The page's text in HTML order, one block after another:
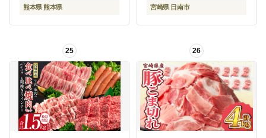
熊本県 熊本県
せ グルメ 詰め合わせ 大
無料_CB101-25
宮崎県 日南市
25 26